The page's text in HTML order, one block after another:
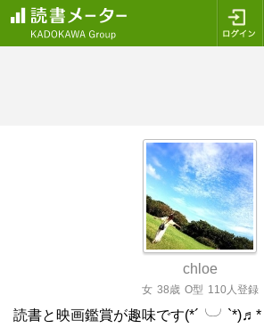
chloe
女 38歳 O型 110人登録
読書と映画鑑賞が趣味です(*´╰╯`*)♬*